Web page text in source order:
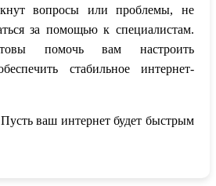
вопросы или проблемы, не
за помощью к специалистам.
помочь вам настроить
стабильное интернет-
ваш интернет будет быстрым